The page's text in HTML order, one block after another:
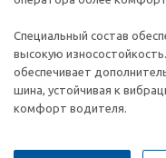
Специальный состав
высокую
обеспечивает
шина, устойчивая к
комфорт водителя.